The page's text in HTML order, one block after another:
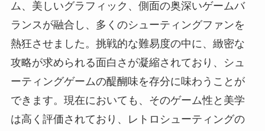
ム、美しいグラフィック、側面の奥深いゲームバ
ランスが融合し、多くのシューティングファンを
熱狂させました。挑戦的な難易度の中に、緻密な
攻略が求められる面白さが凝縮されており、シュ
ーティングゲームの醍醐味を存分に味わうことが
できます。現在においても、そのゲーム性と美学
は高く評価されており、レトロシューティングの